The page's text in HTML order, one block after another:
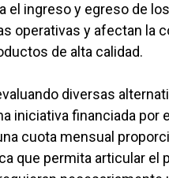
el ingreso y egreso de
operativas y afectan la
de alta calidad.
diversas
iniciativa financiada por
cuota mensual
que permita articular